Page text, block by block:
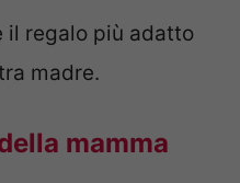
il regalo più adatto
madre.
mamma